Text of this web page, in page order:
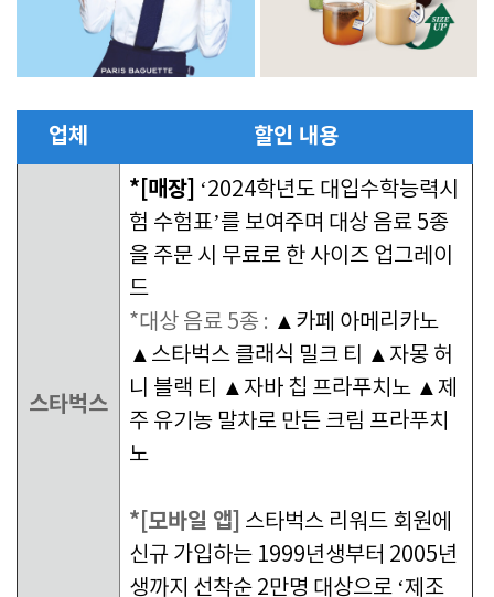
업체 할인 내용
스타벅스
*[매장] ‘2024학년도 대입수학능력시
험 수험표’를 보여주며 대상 음료 5종
을 주문 시 무료로 한 사이즈 업그레이
드
*대상 음료 5종 : ▲카페 아메리카노
▲스타벅스 클래식 밀크 티 ▲자몽 허
니 블랙 티 ▲자바 칩 프라푸치노 ▲제
주 유기농 말차로 만든 크림 프라푸치
노
*[모바일 앱] 스타벅스 리워드 회원에
신규 가입하는 1999년생부터 2005년
생까지 선착순 2만명 대상으로 ‘제조